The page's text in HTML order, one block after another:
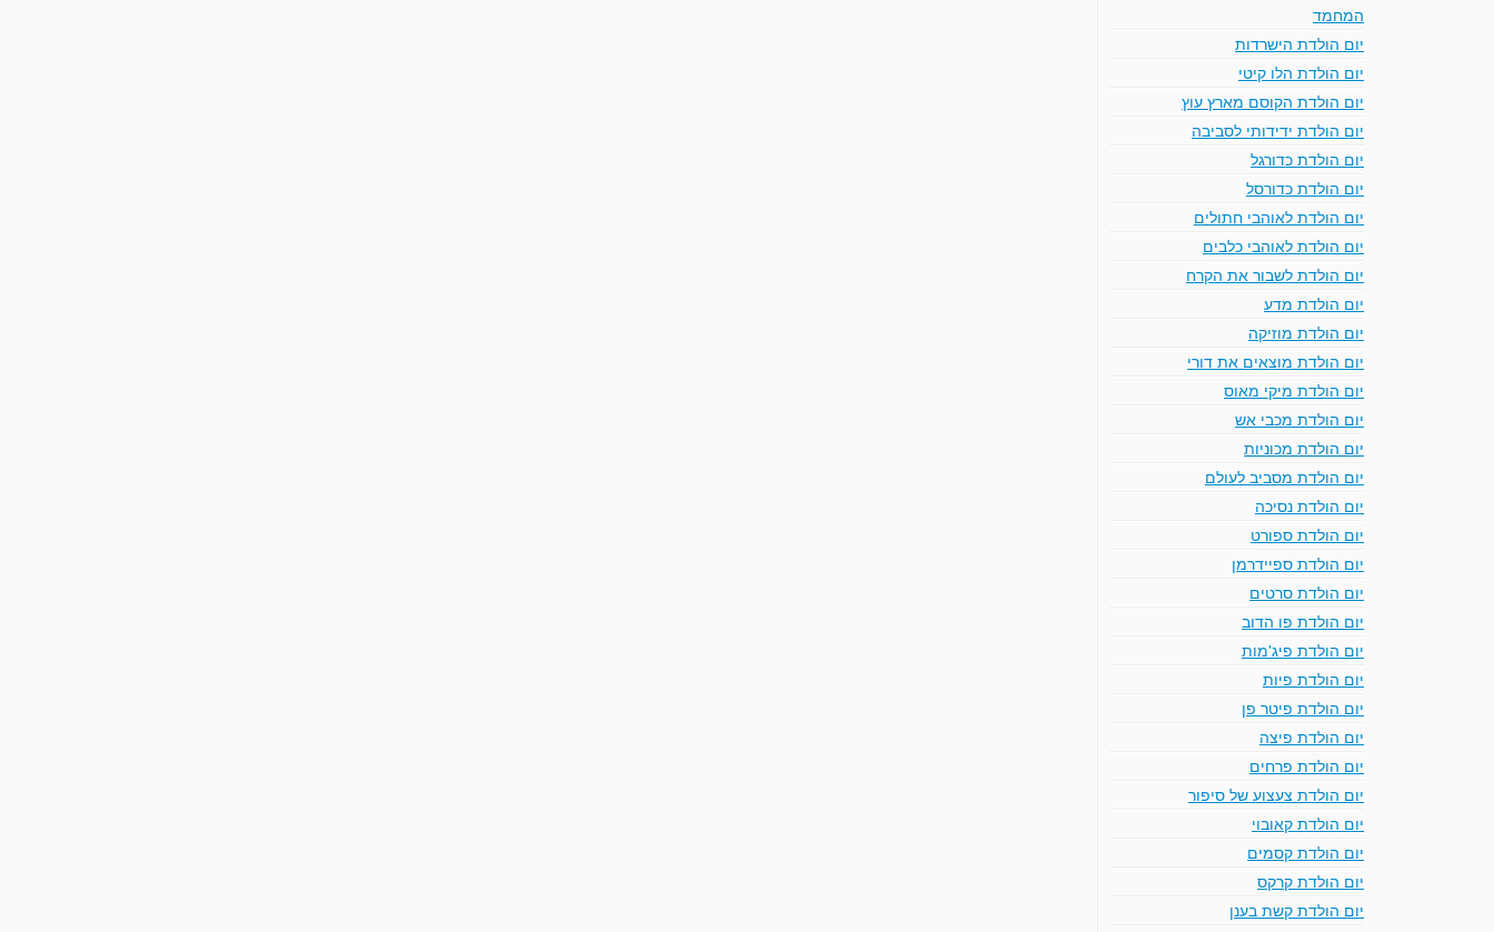
המחמד
יום הולדת הישרדות
יום הולדת הלו קיטי
יום הולדת הקוסם מארץ עוץ
יום הולדת ידידותי לסביבה
יום הולדת כדורגל
יום הולדת כדורסל
יום הולדת לאוהבי חתולים
יום הולדת לאוהבי כלבים
יום הולדת לשבור את הקרח
יום הולדת מדע
יום הולדת מוזיקה
יום הולדת מוצאים את דורי
יום הולדת מיקי מאוס
יום הולדת מכבי אש
יום הולדת מכוניות
יום הולדת מסביב לעולם
יום הולדת נסיכה
יום הולדת ספורט
יום הולדת ספיידרמן
יום הולדת סרטים
יום הולדת פו הדוב
יום הולדת פיג'מות
יום הולדת פיות
יום הולדת פיטר פן
יום הולדת פיצה
יום הולדת פרחים
יום הולדת צעצוע של סיפור
יום הולדת קאובוי
יום הולדת קסמים
יום הולדת קרקס
יום הולדת קשת בענן